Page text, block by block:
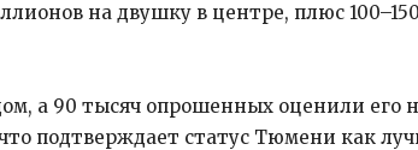
на двушку в центре, плюс
а 90 тысяч опрошенных оценили его
подтверждает статус Тюмени как